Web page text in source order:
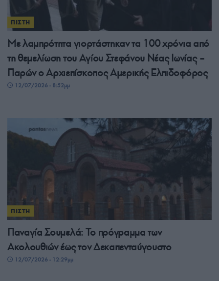
ΠΙΣΤΗ
Με λαμπρότητα γιορτάστηκαν τα 100 χρόνια από
τη θεμελίωση του Αγίου Στεφάνου Νέας Ιωνίας –
Παρών ο Αρχιεπίσκοπος Αμερικής Ελπιδοφόρος
12/07/2026 - 8:52μμ
ΠΙΣΤΗ
Παναγία Σουμελά: Το πρόγραμμα των
Ακολουθιών έως τον Δεκαπενταύγουστο
12/07/2026 - 12:29μμ